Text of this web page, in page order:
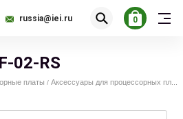
russia@iei.ru 0
02-RS
платы / Аксессуары для процессорных пл...